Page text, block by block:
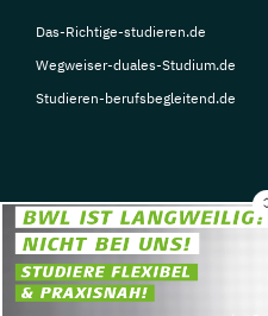
Das-Richtige-studieren.de
Wegweiser-duales-Studium.de
Studieren-berufsbegleitend.de
© Copyright 2026, TarGroup Media GmbH
Impressum
Datenschutzerklärung